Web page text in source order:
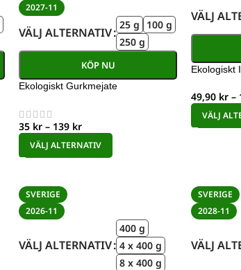
2027-11
VÄLJ ALTERNATIV
25 g
100 g
250 g
KÖP NU
Ekologiskt Gurkmejate
35 kr – 139 kr
VÄLJ ALTERNATIV
VÄLJ
Ekologiskt
49,90 kr –
VÄLJ
SVERIGE
2026-11
VÄLJ ALTERNATIV
400 g
4 x 400 g
8 x 400 g
SVERIGE
2028-11
VÄLJ